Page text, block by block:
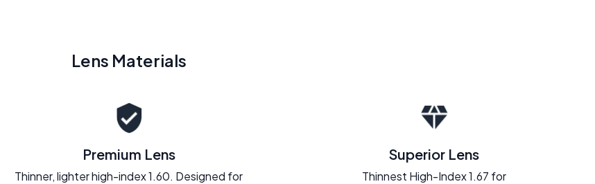
Lens Materials
Premium Lens
Thinner, lighter high-index 1.60. Designed for
Superior Lens
Thinnest High-Index 1.67 for